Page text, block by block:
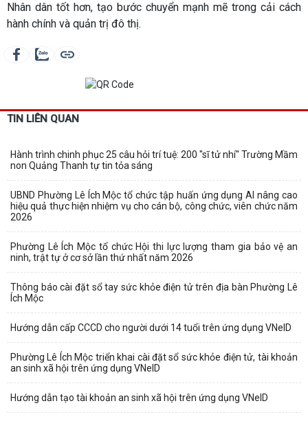
Nhân dân tốt hơn, tạo bước chuyển mạnh mẽ trong cải cách
hành chính và quản trị đô thị.
TIN LIÊN QUAN
Hành trình chinh phục 25 câu hỏi trí tuệ: 200 "sĩ tử nhí" Trường Mầm
non Quảng Thanh tự tin tỏa sáng
UBND Phường Lê Ích Mộc tổ chức tập huấn ứng dụng AI nâng cao
hiệu quả thực hiện nhiệm vụ cho cán bộ, công chức, viên chức năm
2026
Phường Lê Ích Mộc tổ chức Hội thi lực lượng tham gia bảo vệ an
ninh, trật tự ở cơ sở lần thứ nhất năm 2026
Thông báo cài đặt sổ tay sức khỏe điện tử trên địa bàn Phường Lê
Ích Mộc
Hướng dẫn cấp CCCD cho người dưới 14 tuổi trên ứng dụng VNeID
Phường Lê Ích Mộc triển khai cài đặt sổ sức khỏe điện tử, tài khoản
an sinh xã hội trên ứng dụng VNeID
Hướng dẫn tạo tài khoản an sinh xã hội trên ứng dụng VNeID